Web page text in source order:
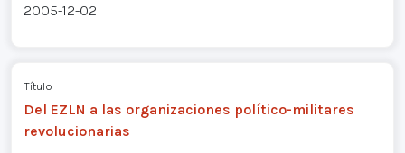
2005-12-02
Título
Del EZLN a las organizaciones político-militares
revolucionarias